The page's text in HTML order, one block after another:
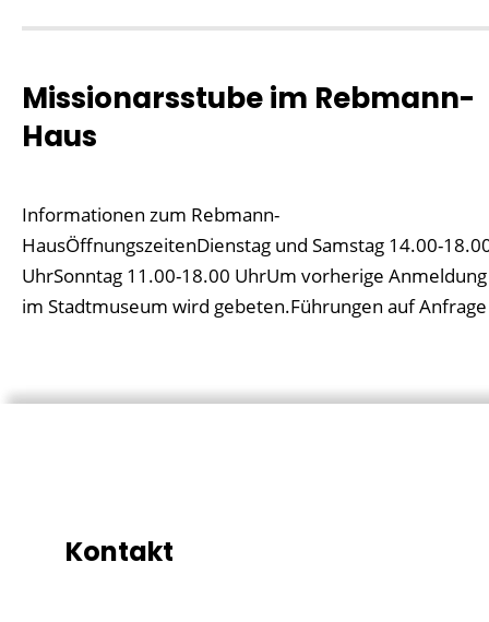
Missionarsstube im Rebmann-
Haus
Informationen zum Rebmann-
HausÖffnungszeitenDienstag und Samstag 14.00-
UhrSonntag 11.00-18.00 UhrUm vorherige Anmeldung
im Stadtmuseum wird gebeten.Führungen auf Anfrage
Kontakt